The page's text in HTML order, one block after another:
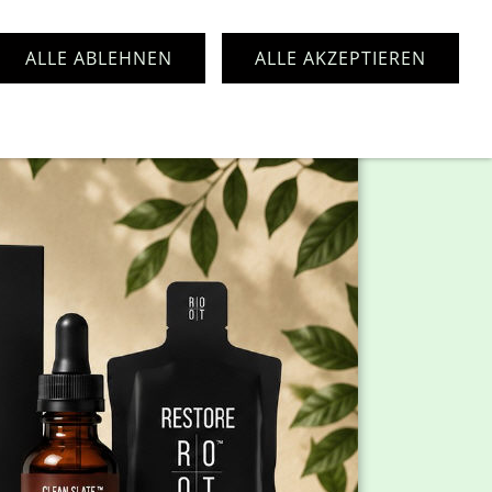
Kontakt ALLE AKZEPTIEREN
ALLE ABLEHNEN